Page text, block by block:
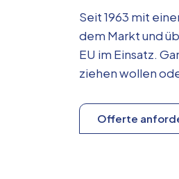
Seit 1963 mit
dem Markt und
EU im Einsatz.
ziehen wollen
Offerte